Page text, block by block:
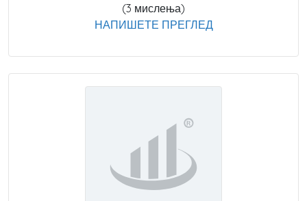
(3 мислења)
НАПИШЕТЕ ПРЕГЛЕД